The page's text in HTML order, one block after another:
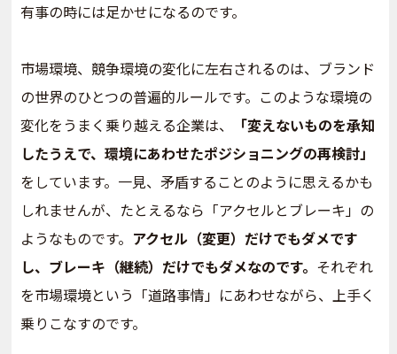
有事の時には足かせになるのです。
市場環境、競争環境の変化に左右されるのは、ブランド
の世界のひとつの普遍的ルールです。このような環境の
変化をうまく乗り越える企業は、
「変えないものを承知
したうえで、環境にあわせたポジショニングの再検討」
をしています。一見、矛盾することのように思えるかも
しれませんが、たとえるなら「アクセルとブレーキ」の
ようなものです。 アクセル（変更）だけでもダメです
し、ブレーキ（継続）だけでもダメなのです。 それぞれ
を市場環境という「道路事情」にあわせながら、上手く
乗りこなすのです。